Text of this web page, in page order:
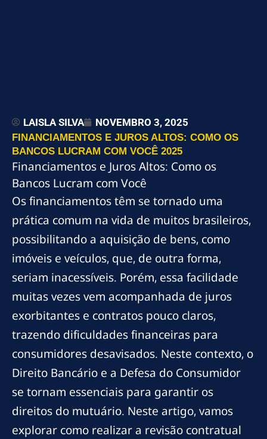
LAISLA SILVA NOVEMBRO 3, 2025
FINANCIAMENTOS E JUROS ALTOS: COMO OS
BANCOS LUCRAM COM VOCÊ 2025
Financiamentos e Juros Altos: Como os
Bancos Lucram com Você
Os financiamentos têm se tornado uma
prática comum na vida de muitos brasileiros,
possibilitando a aquisição de bens, como
imóveis e veículos, que, de outra forma,
seriam inacessíveis. Porém, essa facilidade
muitas vezes vem acompanhada de juros
exorbitantes e contratos pouco claros,
trazendo dificuldades financeiras para
consumidores desavisados. Neste contexto, o
Direito Bancário e a Defesa do Consumidor
se tornam essenciais para garantir os
direitos do mutuário. Neste artigo, vamos
explorar como realizar a revisão contratual